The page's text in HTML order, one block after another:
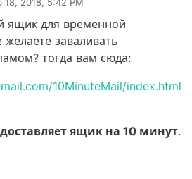
ящик для временной
заваливать
тогда вам сюда:
10MinuteMail/index.html
ящик на 10 минут.